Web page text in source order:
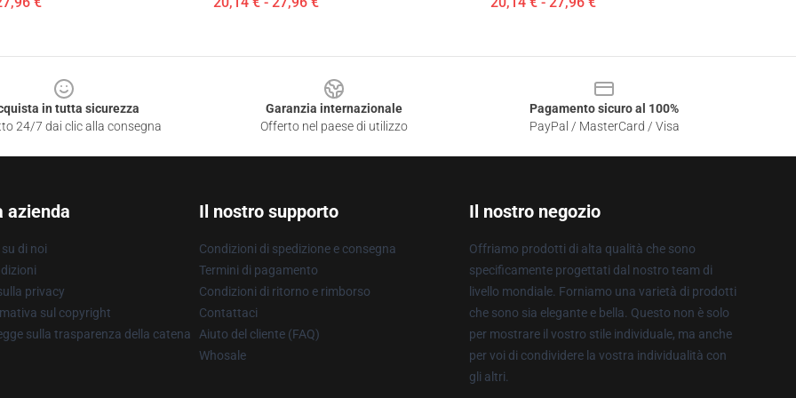
in tutta sicurezza
24/7 dai clic alla consegna
Garanzia internazionale
Offerto nel paese di utilizzo
Pagamento sicuro al 100%
PayPal / MasterCard / Visa
azienda
di noi
privacy
sul copyright
sulla trasparenza della catena
Il nostro supporto
Condizioni di spedizione e consegna
Termini di pagamento
Condizioni di ritorno e rimborso
Contattaci
Aiuto del cliente (FAQ)
Whosale
Il nostro negozio
Offriamo prodotti di alta qualità che sono
specificamente progettati dal nostro team di
livello mondiale. Forniamo una varietà di prodotti
che sono sia elegante e bella. Questo non è solo
per mostrare il vostro stile individuale, ma anche
per voi di condividere la vostra individualità con
gli altri.